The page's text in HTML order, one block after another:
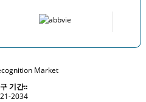
기간::
2034